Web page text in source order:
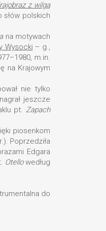
z wilgą
polskich
na motywach
Wysocki – g.,
m.in.
na Krajowym
nie tylko
jeszcze
pt.Zapach
piosenkom
Poprzedziła
Edgara
Otellowedług
do